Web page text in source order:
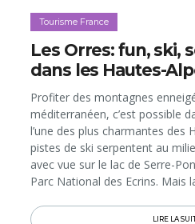
Tourisme France
Les Orres: fun, ski,
dans les Hautes-
Profiter des montagnes
méditerranéen, c’est possible
l’une des plus charmantes des
pistes de ski serpentent au
avec vue sur le lac de Serre-
Parc National des Ecrins. Mais
destination...
LIRE LA